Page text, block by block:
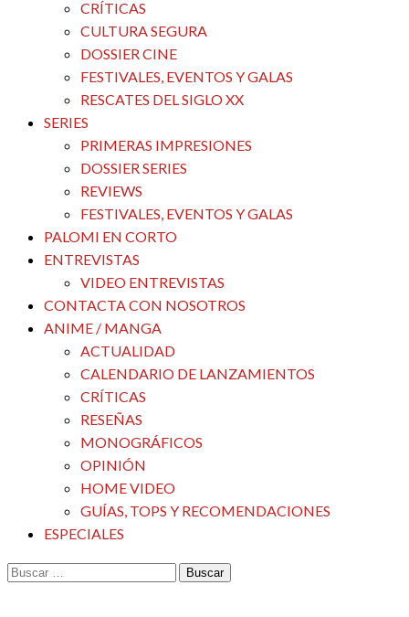
CRÍTICAS
CULTURA SEGURA
DOSSIER CINE
FESTIVALES, EVENTOS Y GALAS
RESCATES DEL SIGLO XX
SERIES
PRIMERAS IMPRESIONES
DOSSIER SERIES
REVIEWS
FESTIVALES, EVENTOS Y GALAS
PALOMI EN CORTO
ENTREVISTAS
VIDEO ENTREVISTAS
CONTACTA CON NOSOTROS
ANIME / MANGA
ACTUALIDAD
CALENDARIO DE LANZAMIENTOS
CRÍTICAS
RESEÑAS
MONOGRÁFICOS
OPINIÓN
HOME VIDEO
GUÍAS, TOPS Y RECOMENDACIONES
ESPECIALES
Buscar: